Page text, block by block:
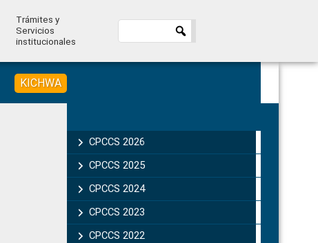
Trámites y
Servicios
institucionales
KICHWA
Sidebar
CPCCS 2026
CPCCS 2025
CPCCS 2024
CPCCS 2023
CPCCS 2022